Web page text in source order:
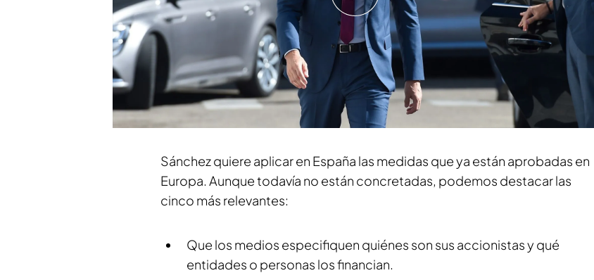
que se destina a los medios de comunicación.
PUEDE INTERESARTE
El PP critica que el Palacio de la Moncloa se haya convertido "en un espacio que
utiliza la mujer del presidente para sus negocios"
Sánchez quiere aplicar en España las medidas que ya están aprobadas en
Europa. Aunque todavía no están concretadas, podemos destacar las
cinco más relevantes:
Que los medios especifiquen quiénes son sus accionistas y qué
entidades o personas los financian.